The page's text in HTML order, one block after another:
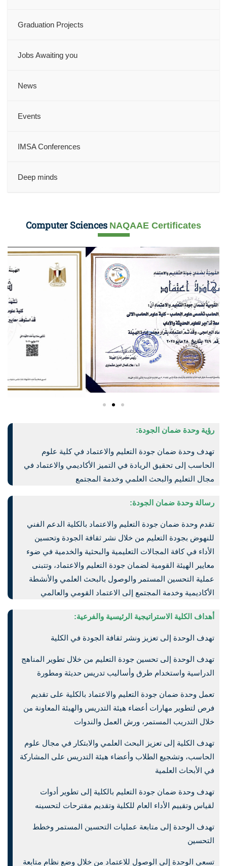
Graduation Projects
Jobs Awaiting you
News
Events
IMSA Conferences
Deep minds
Computer Sciences NAQAAE Certificates
:رؤية وحدة ضمان الجودة
تهدف وحدة ضمان جودة التعليم والاعتماد في كلية علوم
الحاسب إلى تحقيق الريادة في التميز الأكاديمي والاعتماد في
مجال التعليم والبحث العلمي وخدمة المجتمع
:رسالة وحدة ضمان الجودة
تقدم وحدة ضمان جودة التعليم والاعتماد بالكلية الدعم الفني
للنهوض بجودة التعليم من خلال نشر ثقافة الجودة وتحسين
الأداء في كافة المجالات التعليمية والبحثية والخدمية في ضوء
معايير الهيئة القومية لضمان جودة التعليم والاعتماد، وتتبنى
عملية التحسين المستمر والوصول بالبحث العلمي والأنشطة
الأكاديمية وخدمة المجتمع إلى الاعتماد القومي والعالمي
:أهداف الكلية الاستراتيجية الرئيسية والفرعية
تهدف الوحدة إلى تعزيز ونشر ثقافة الجودة في الكلية
تهدف الوحدة إلى تحسين جودة التعليم من خلال تطوير المناهج
الدراسية واستخدام طرق وأساليب تدريس حديثة ومطورة
تعمل وحدة ضمان جودة التعليم والاعتماد بالكلية على تقديم
فرص لتطوير مهارات أعضاء هيئة التدريس والهيئة المعاونة من
خلال التدريب المستمر، ورش العمل والندوات
تهدف الكلية إلى تعزيز البحث العلمي والابتكار في مجال علوم
الحاسب، وتشجيع الطلاب وأعضاء هيئة التدريس على المشاركة
في الأبحاث العلمية
تهدف وحدة ضمان جودة التعليم بالكلية إلى تطوير أدوات
لقياس وتقييم الأداء العام للكلية وتقديم مقترحات لتحسينه
تهدف الوحدة إلى متابعة عمليات التحسين المستمر وخطط
التحسين
تسعى الوحدة إلى الوصول للاعتماد من خلال وضع نظام متابعة